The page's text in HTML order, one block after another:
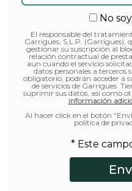
No
El responsable del
Garrigues, S.L.P. (Garrigues), quien los tratará con la finalidad de
gestionar su suscripción al
relación contractual de
aun cuando el servicio
datos personales a terceros
obligatorio, podrán acceder a
de servicios de Garrigues.
suprimir sus datos, así como
información
Al hacer click en el botón
política de
* Este